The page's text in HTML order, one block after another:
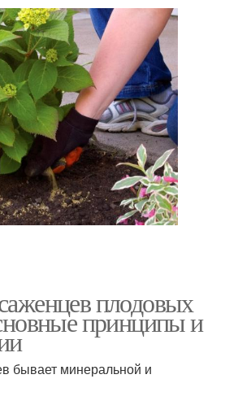
плодовых
принципы и
бывает минеральной и